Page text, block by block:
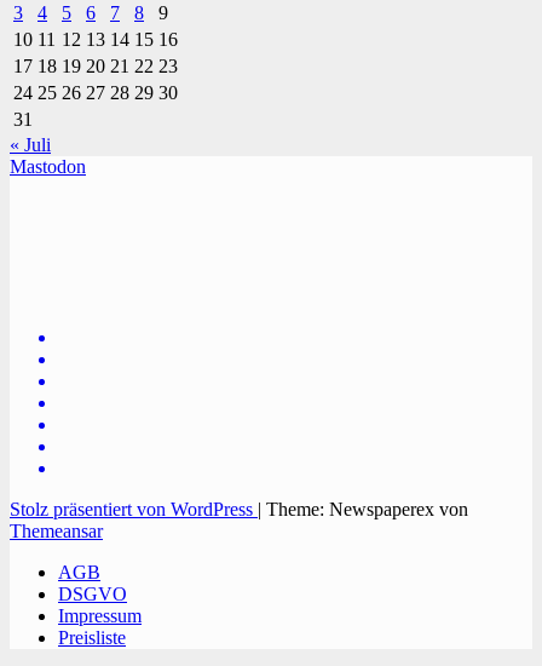
3
4 5 6 7 8
9
10 11 12 13 14 15 16
17 18 19 20 21 22 23
24 25 26 27 28 29 30
31
« Juli
Mastodon
Stolz präsentiert von WordPress | Theme: Newspaperex von
Themeansar
AGB
DSGVO
Impressum
Preisliste